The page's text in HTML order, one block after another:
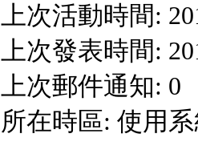
上次活動時間:
上次發表時間:
上次郵件通知: 0
所在時區: 使用